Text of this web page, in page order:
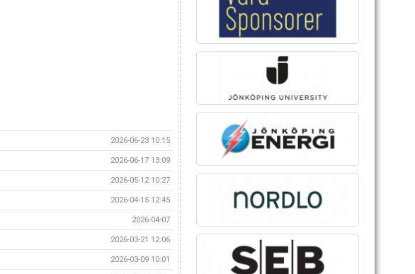
2026-06-23 10:15
2026-06-17 13:09
2026-05-12 10:27
2026-04-15 12:45
2026-04-07
2026-03-21 12:06
2026-03-09 10:01